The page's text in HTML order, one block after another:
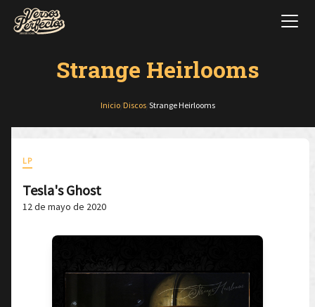
Strange Heirlooms
Inicio/ Discos/ Strange Heirlooms
LP
Tesla's Ghost
12 de mayo de 2020